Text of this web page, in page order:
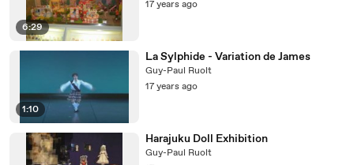
6:29
17 years ago
1:10
La Sylphide - Variation de James
Guy-Paul Ruolt
17 years ago
Harajuku Doll Exhibition
Guy-Paul Ruolt